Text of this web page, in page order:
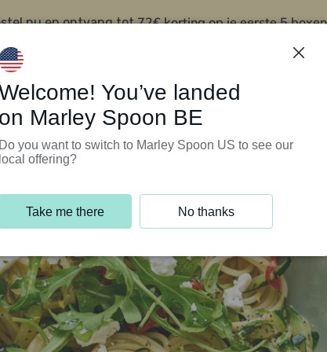
nu en ontvang tot72€ korting op je eerste 5 boxen
You’ve landed
on Marley Spoon BE
Do you want to switch to Marley Spoon US to see our
local offering?
Take me there No thanks